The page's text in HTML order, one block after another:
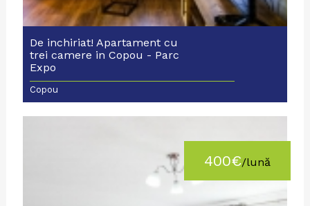
De inchiriat! Apartament cu
trei camere in Copou - Parc
Expo
Copou
400€/lună